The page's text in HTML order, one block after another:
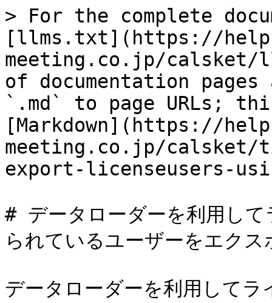
> For the complete
[llms.txt](https://
meeting.co.jp/calsket/
of documentation
`.md` to page URLs;
[Markdown](https://
meeting.co.jp/
export-licenseusers-
# データローダーを利用し
られているユーザーをエクス
データローダーを利用して